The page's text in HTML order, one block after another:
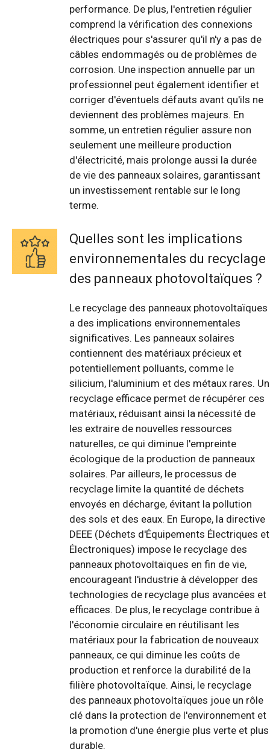
performance. De plus, l'entretien régulier
comprend la vérification des connexions
électriques pour s'assurer qu'il n'y a pas de
câbles endommagés ou de problèmes de
corrosion. Une inspection annuelle par un
professionnel peut également identifier et
corriger d'éventuels défauts avant qu'ils ne
deviennent des problèmes majeurs. En
somme, un entretien régulier assure non
seulement une meilleure production
d'électricité, mais prolonge aussi la durée
de vie des panneaux solaires, garantissant
un investissement rentable sur le long
terme.
Quelles sont les implications
environnementales du recyclage
des panneaux photovoltaïques ?
Le recyclage des panneaux photovoltaïques
a des implications environnementales
significatives. Les panneaux solaires
contiennent des matériaux précieux et
potentiellement polluants, comme le
silicium, l'aluminium et des métaux rares. Un
recyclage efficace permet de récupérer ces
matériaux, réduisant ainsi la nécessité de
les extraire de nouvelles ressources
naturelles, ce qui diminue l'empreinte
écologique de la production de panneaux
solaires. Par ailleurs, le processus de
recyclage limite la quantité de déchets
envoyés en décharge, évitant la pollution
des sols et des eaux. En Europe, la directive
DEEE (Déchets d'Équipements Électriques et
Électroniques) impose le recyclage des
panneaux photovoltaïques en fin de vie,
encourageant l'industrie à développer des
technologies de recyclage plus avancées et
efficaces. De plus, le recyclage contribue à
l'économie circulaire en réutilisant les
matériaux pour la fabrication de nouveaux
panneaux, ce qui diminue les coûts de
production et renforce la durabilité de la
filière photovoltaïque. Ainsi, le recyclage
des panneaux photovoltaïques joue un rôle
clé dans la protection de l'environnement et
la promotion d'une énergie plus verte et plus
durable.